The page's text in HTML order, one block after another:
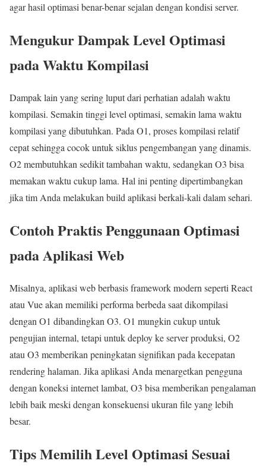
agar hasil optimasi benar-benar sejalan dengan kondisi server.
Mengukur Dampak Level Optimasi
pada Waktu Kompilasi
Dampak lain yang sering luput dari perhatian adalah waktu
kompilasi. Semakin tinggi level optimasi, semakin lama waktu
kompilasi yang dibutuhkan. Pada O1, proses kompilasi relatif
cepat sehingga cocok untuk siklus pengembangan yang dinamis.
O2 membutuhkan sedikit tambahan waktu, sedangkan O3 bisa
memakan waktu cukup lama. Hal ini penting dipertimbangkan
jika tim Anda melakukan build aplikasi berkali-kali dalam sehari.
Contoh Praktis Penggunaan Optimasi
pada Aplikasi Web
Misalnya, aplikasi web berbasis framework modern seperti React
atau Vue akan memiliki performa berbeda saat dikompilasi
dengan O1 dibandingkan O3. O1 mungkin cukup untuk
pengujian internal, tetapi untuk deploy ke server produksi, O2
atau O3 memberikan peningkatan signifikan pada kecepatan
rendering halaman. Jika aplikasi Anda menargetkan pengguna
dengan koneksi internet lambat, O3 bisa memberikan pengalaman
lebih baik meski dengan konsekuensi ukuran file yang lebih
besar.
Tips Memilih Level Optimasi Sesuai